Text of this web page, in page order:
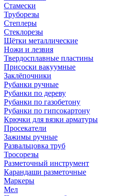
Стамески
Труборезы
Степлеры
Стеклорезы
Щётки металлические
Ножи и лезвия
Твердосплавные пластины
Присоски вакуумные
Заклёпочники
Рубанки ручные
Рубанки по дереву
Рубанки по газобетону
Рубанки по гипсокартону
Крючки для вязки арматуры
Просекатели
Зажимы ручные
Развальцовка труб
Тросорезы
Разметочный инструмент
Карандаши разметочные
Маркеры
Мел